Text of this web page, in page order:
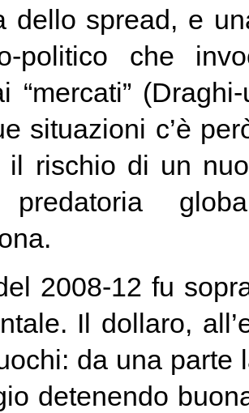
dello spread, e
politico che
“mercati”
situazioni c’è
il rischio di un
predatoria
2008-12 fu
Il dollaro,
da una parte
detenendo